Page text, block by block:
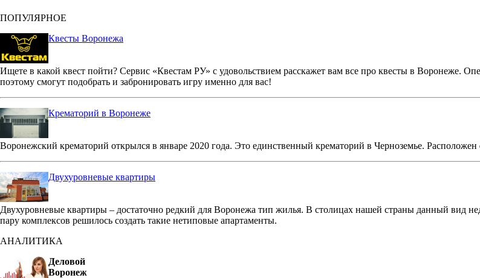
ПОПУЛЯРНОЕ
Квесты Воронежа
Ищете в какой квест пойти? Сервис «Квестам РУ» с удовольствием расскажет вам все про квесты в Воронеже.
поэтому смогут подобрать и забронировать игру именно для вас!
Крематорий в Воронеже
Воронежский крематорий открылся в январе 2020 года. Это единственный крематорий в Черноземье.
Двухуровневые квартиры
Двухуровневые квартиры – достаточно редкий для Воронежа тип жилья. В столицах нашей страны данный вид
пару комплексов решилось создать такие нетиповые апартаменты.
АНАЛИТИКА
Деловой
Воронеж